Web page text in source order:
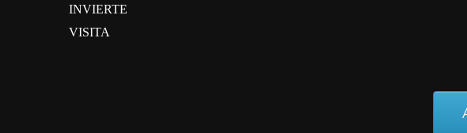
INVIERTE
VISITA